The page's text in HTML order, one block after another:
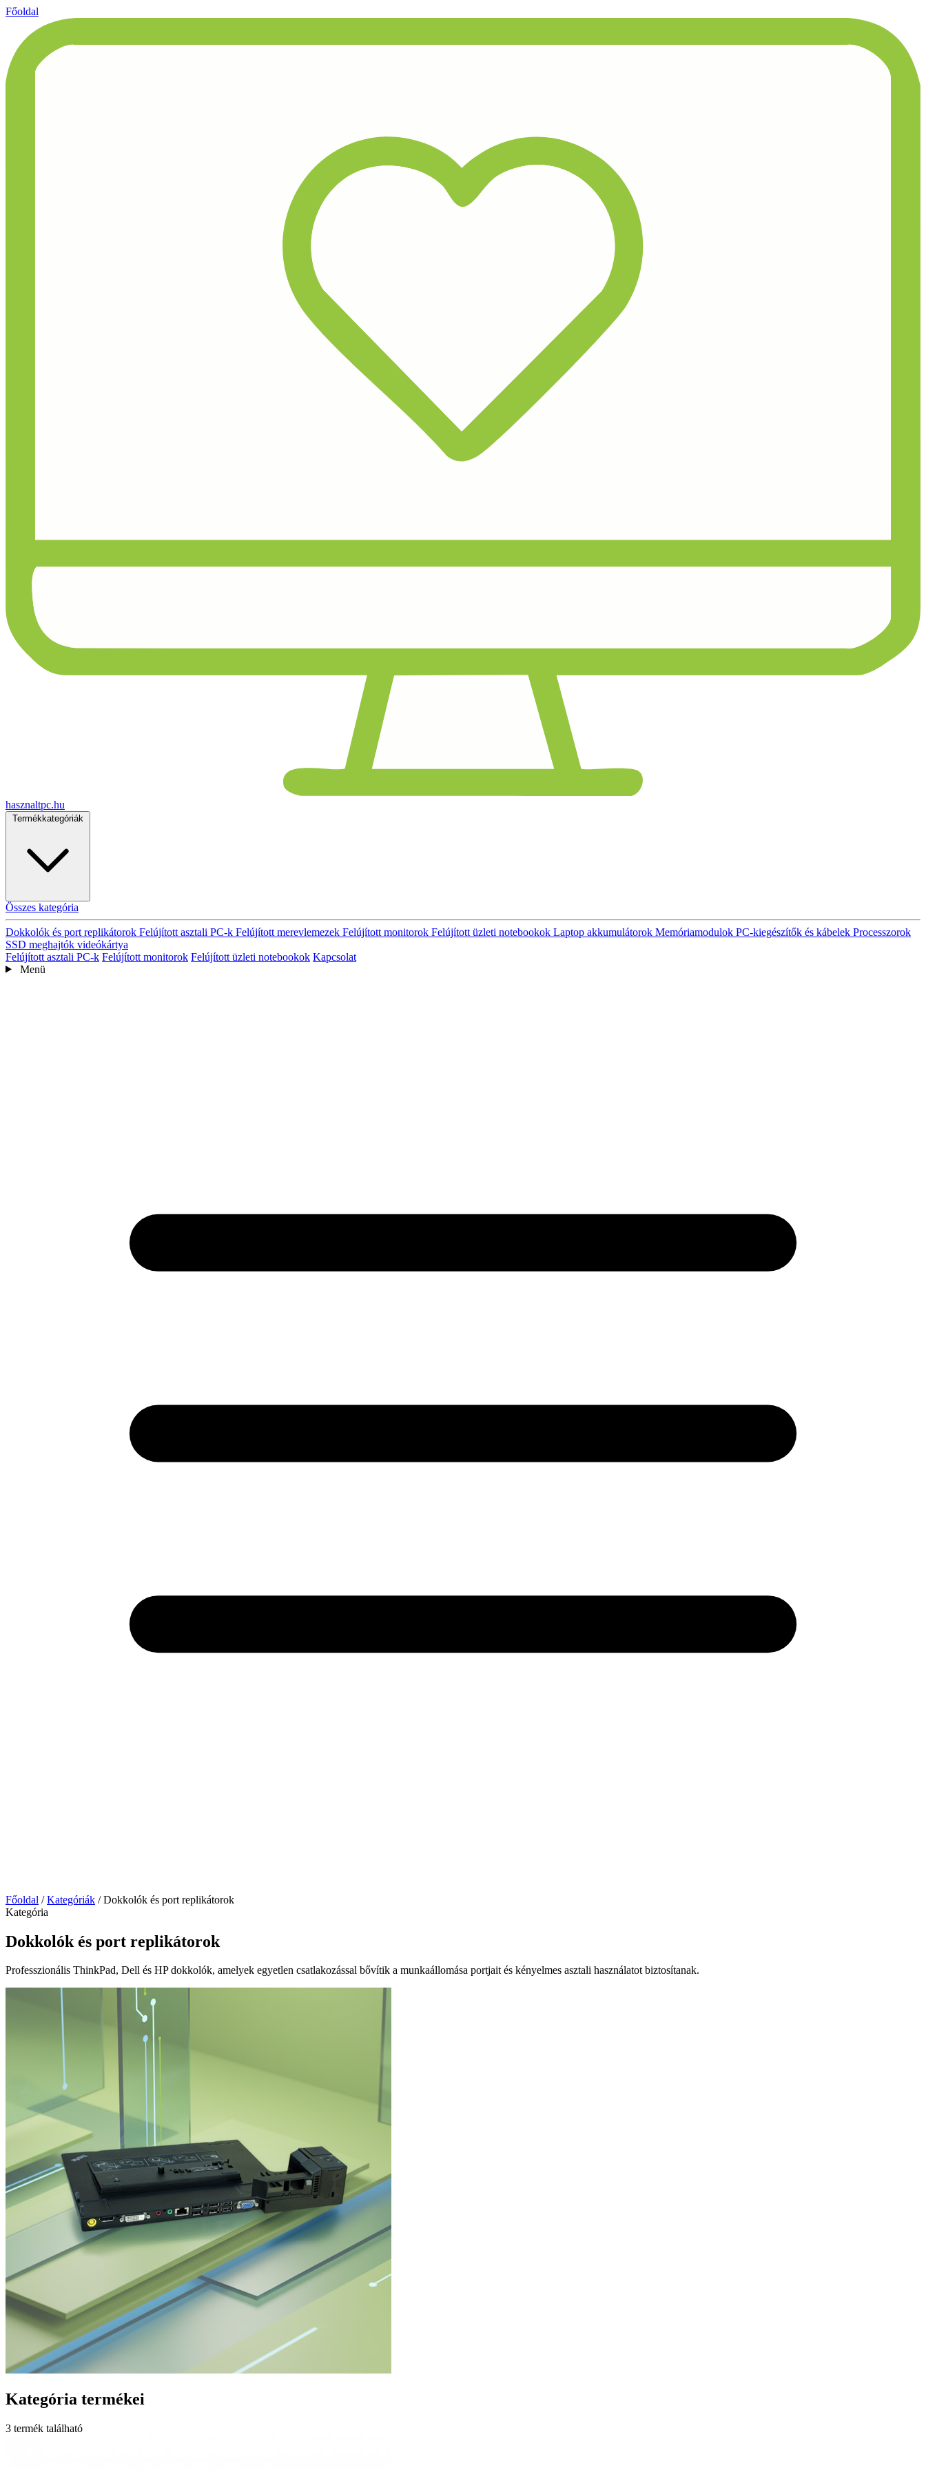
Főoldal
hasznaltpc.hu
Termékkategóriák
Összes kategória
Dokkolók és port replikátorok Felújított asztali PC-k Felújított merevlemezek Felújított monitorok Felújított üzleti notebookok Laptop akkumulátorok Memóriamodulok PC-kiegészítők és kábelek Processzorok
SSD meghajtók videókártya
Felújított asztali PC-k Felújított monitorok Felújított üzleti notebookok Kapcsolat
Menü
Főoldal / Kategóriák / Dokkolók és port replikátorok
Kategória
Dokkolók és port replikátorok
Professzionális ThinkPad, Dell és HP dokkolók, amelyek egyetlen csatlakozással bővítik a munkaállomása portjait és kényelmes asztali használatot biztosítanak.
Kategória termékei
3 termék található